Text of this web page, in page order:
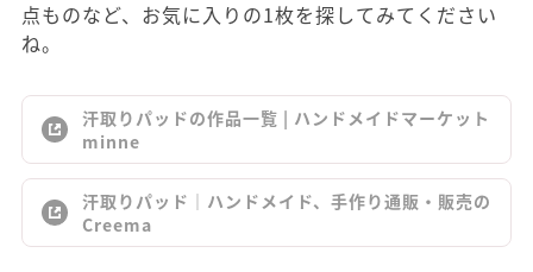
点ものなど、お気に入りの1枚を探してみてください
ね。
汗取りパッドの作品一覧 | ハンドメイドマーケット
minne
汗取りパッド｜ハンドメイド、手作り通販・販売の
Creema